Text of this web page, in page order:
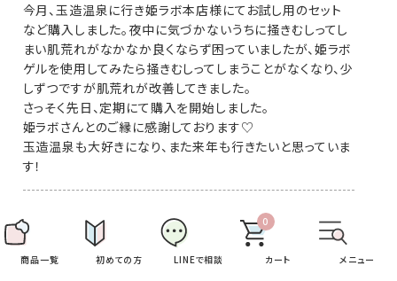
商品を購入する
商品一覧 初めての方 LINEで相談
0
カート メニュー
今月、玉造温泉に行き姫ラボ本店様にてお試し用のセット
など購入しました。夜中に気づかないうちに掻きむしってし
まい肌荒れがなかなか良くならず困っていましたが、姫ラボ
ゲルを使用してみたら掻きむしってしまうことがなくなり、少
しずつですが肌荒れが改善してきました。
さっそく先日、定期にて購入を開始しました。
姫ラボさんとのご縁に感謝しております♡
玉造温泉も大好きになり、また来年も行きたいと思っていま
す！
みーま
購入者
投稿日 2025/08/27